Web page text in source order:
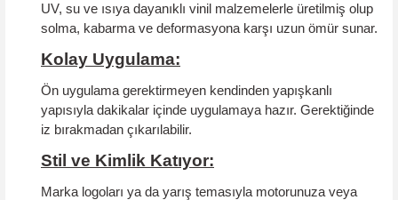
UV, su ve ısıya dayanıklı vinil malzemelerle üretilmiş olup
solma, kabarma ve deformasyona karşı uzun ömür sunar.
Kolay Uygulama:
Ön uygulama gerektirmeyen kendinden yapışkanlı
yapısıyla dakikalar içinde uygulamaya hazır. Gerektiğinde
iz bırakmadan çıkarılabilir.
Stil ve Kimlik Katıyor:
Marka logoları ya da yarış temasıyla motorunuza veya